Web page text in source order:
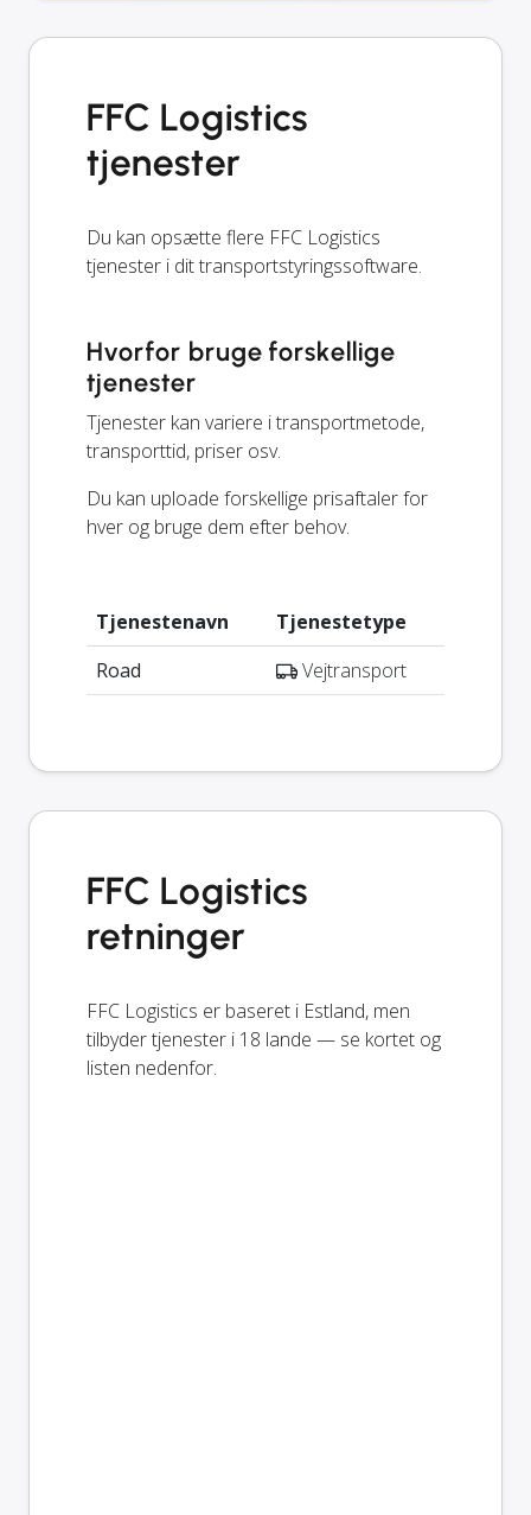
FFC Logistics
tjenester
Du kan opsætte flere FFC Logistics
tjenester i dit transportstyringssoftware.
Hvorfor bruge forskellige
tjenester
Tjenester kan variere i transportmetode,
transporttid, priser osv.
Du kan uploade forskellige prisaftaler for
hver og bruge dem efter behov.
Tjenestenavn
Tjenestetype
Road
Vejtransport
FFC Logistics
retninger
FFC Logistics er baseret i Estland, men
tilbyder tjenester i 18 lande — se kortet og
listen nedenfor.